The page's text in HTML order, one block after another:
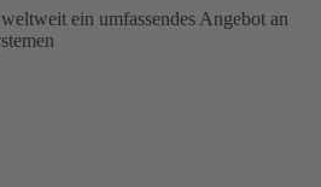
ein umfassendes Angebot an